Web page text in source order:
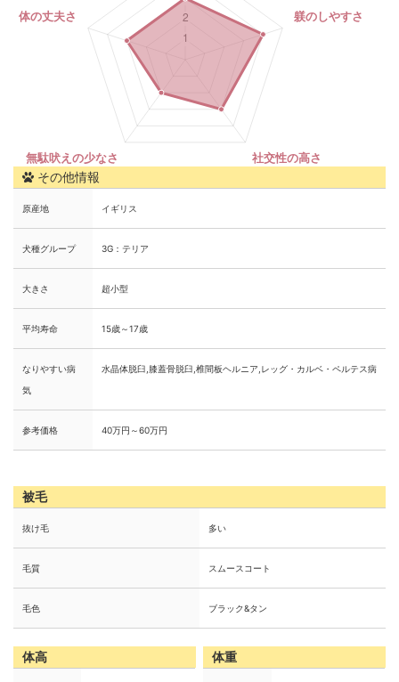
その他情報
原産地 イギリス
犬種グループ 3G：テリア
大きさ 超小型
平均寿命 15歳～17歳
なりやすい病
気
水晶体脱臼,膝蓋骨脱臼,椎間板ヘルニア,レッグ・カルベ・ペルテス病
参考価格 40万円～60万円
被毛
抜け毛 多い
毛質 スムースコート
毛色 ブラック&タン
体高 体重